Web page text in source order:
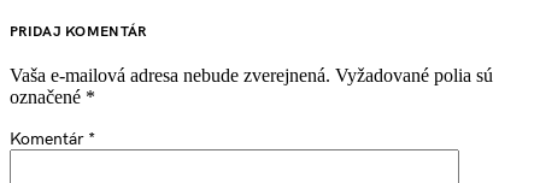
PRIDAJ KOMENTÁR
Vaša e-mailová adresa nebude zverejnená. Vyžadované polia sú
označené *
Komentár *